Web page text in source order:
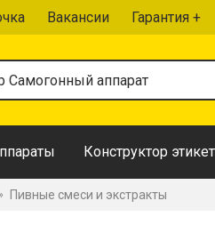
Вакансии Гарантия +
Конструктор
» Пивные смеси и экстракты